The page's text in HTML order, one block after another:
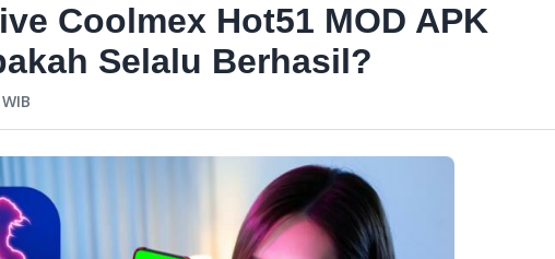
Coolmex Hot51 MOD APK
Selalu Berhasil?
WIB